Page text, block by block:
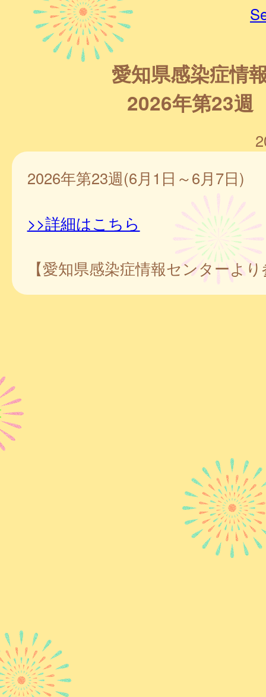
愛知県感染症情
2026年第23週
2026年第23週(6月1日～6月7日)
>>詳細はこちら
【愛知県感染症情報センターよ